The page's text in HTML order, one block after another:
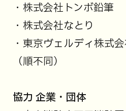
・株式会社トンボ鉛筆
・株式会社なとり
・東京ヴェルディ株式
（順不同）
協力 企業・団体